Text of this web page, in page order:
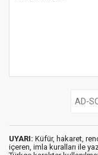
UYARI: Küfür, hakaret,
içeren, imla kuralları ile